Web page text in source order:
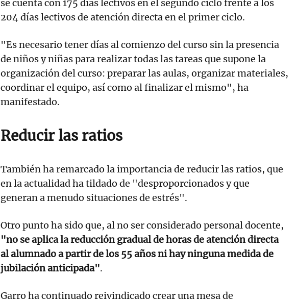
se cuenta con 175 días lectivos en el segundo ciclo frente a los
204 días lectivos de atención directa en el primer ciclo.
"Es necesario tener días al comienzo del curso sin la presencia
de niños y niñas para realizar todas las tareas que supone la
organización del curso: preparar las aulas, organizar materiales,
coordinar el equipo, así como al finalizar el mismo", ha
manifestado.
Reducir las ratios
También ha remarcado la importancia de reducir las ratios, que
en la actualidad ha tildado de "desproporcionados y que
generan a menudo situaciones de estrés".
Otro punto ha sido que, al no ser considerado personal docente,
"no se aplica la reducción gradual de horas de atención directa
al alumnado a partir de los 55 años ni hay ninguna medida de
jubilación anticipada".
Garro ha continuado reivindicado crear una mesa de